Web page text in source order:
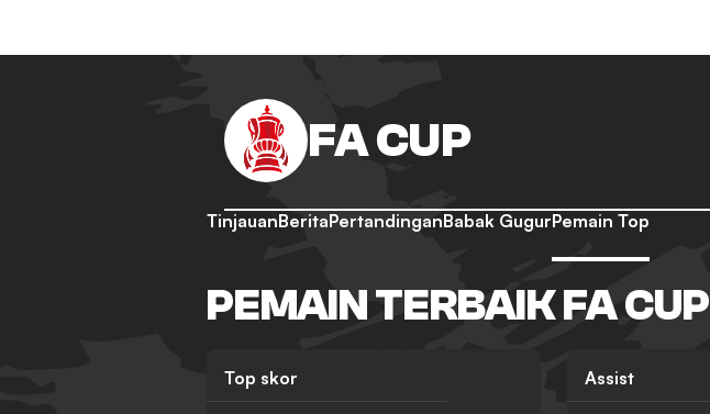
FA CUP
TinjauanBeritaPertandinganBabak GugurPemain Top
PEMAIN TERBAIK FA CUP
Top skor Assist